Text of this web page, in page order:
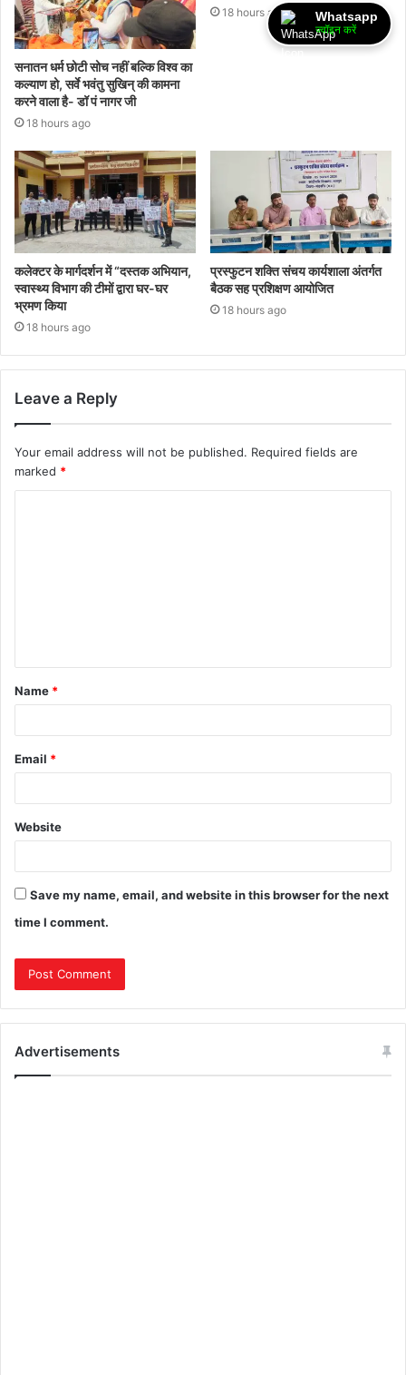
सनातन धर्म छोटी सोच नहीं बल्कि विश्व का
कल्याण हो, सर्वे भवंतु सुखिन् की कामना
करने वाला है- डॉ पं नागर जी
18 hours ago
18 hours ago
कलेक्टर के मार्गदर्शन में “दस्तक अभियान,‌
स्वास्थ्य विभाग की टीमों द्वारा घर-घर
भ्रमण किया
18 hours ago
प्रस्फुटन शक्ति संचय कार्यशाला अंतर्गत
बैठक सह प्रशिक्षण आयोजित
18 hours ago
Leave a Reply
Your email address will not be published. Required fields are
marked *
Name *
Email *
Website
Save my name, email, and website in this browser for the next
time I comment.
Advertisements
Whatsapp
ज्वॉइन करें